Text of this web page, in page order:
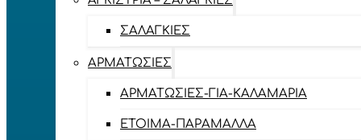
ΣΑΛΑΓΚΙΈΣ
ΑΡΜΑΤΩΣΙΈΣ
ΑΡΜΑΤΩΣΙΈΣ-ΓΙΑ-ΚΑΛΑΜΆΡΙΑ
ΈΤΟΙΜΑ-ΠΑΡΆΜΑΛΛΑ